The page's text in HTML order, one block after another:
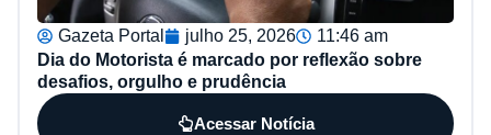
Gazeta Portal julho 25, 2026
11:46 am
Dia do Motorista é marcado por reflexão sobre
desafios, orgulho e prudência
Acessar Notícia